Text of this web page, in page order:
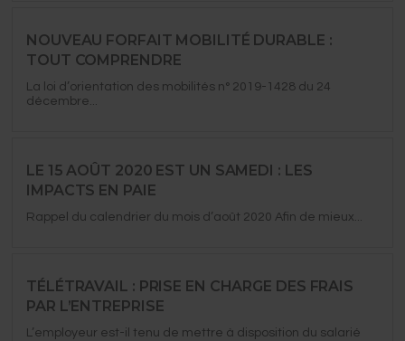
NOUVEAU FORFAIT MOBILITÉ DURABLE :
TOUT COMPRENDRE
La loi d’orientation des mobilités n° 2019-1428 du 24
décembre...
LE 15 AOÛT 2020 EST UN SAMEDI : LES
IMPACTS EN PAIE
Rappel du calendrier du mois d’août 2020 Afin de mieux...
TÉLÉTRAVAIL : PRISE EN CHARGE DES FRAIS
PAR L’ENTREPRISE
L’employeur est-il tenu de mettre à disposition du salarié